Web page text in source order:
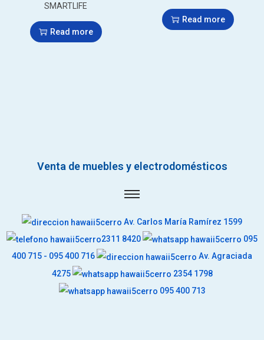
SMARTLIFE
Read more
Read more
Venta de muebles y electrodomésticos
Av. Carlos María Ramírez 1599
2311 8420
095
400 715 - 095 400 716
Av. Agraciada
4275
2354 1798
095 400 713